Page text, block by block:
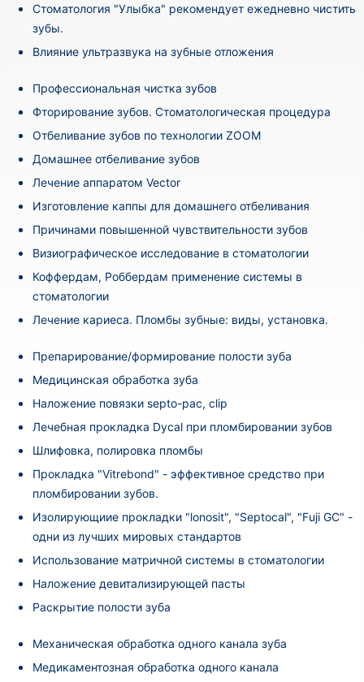
Стоматология "Улыбка" рекомендует ежедневно чистить
зубы.
Влияние ультразвука на зубные отложения
Профессиональная чистка зубов
Фторирование зубов. Стоматологическая процедура
Отбеливание зубов по технологии ZOOM
Домашнее отбеливание зубов
Лечение аппаратом Vector
Изготовление каппы для домашнего отбеливания
Причинами повышенной чувствительности зубов
Визиографическое исследование в стоматологии
Коффердам, Роббердам применение системы в
стоматологии
Лечение кариеса. Пломбы зубные: виды, установка.
Препарирование/формирование полости зуба
Медицинская обработка зуба
Наложение повязки septo-pac, clip
Лечебная прокладка Dycal при пломбировании зубов
Шлифовка, полировка пломбы
Прокладка "Vitrebond" - эффективное средство при
пломбировании зубов.
Изолирующиие прокладки "lonosit", "Septocal", "Fuji GC" -
одни из лучших мировых стандартов
Использование матричной системы в стоматологии
Наложение девитализирующей пасты
Раскрытие полости зуба
Механическая обработка одного канала зуба
Медикаментозная обработка одного канала